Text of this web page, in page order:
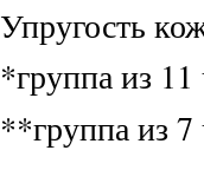
Упругость
*группа из 11
**группа из 7